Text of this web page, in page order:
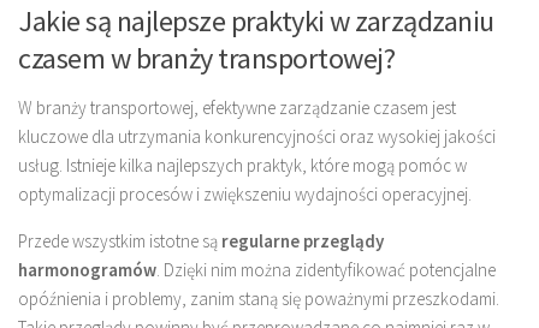
Jakie są najlepsze praktyki w zarządzaniu
czasem w branży transportowej?
W branży transportowej, efektywne zarządzanie czasem jest
kluczowe dla utrzymania konkurencyjności oraz wysokiej jakości
usług. Istnieje kilka najlepszych praktyk, które mogą pomóc w
optymalizacji procesów i zwiększeniu wydajności operacyjnej.
Przede wszystkim istotne są regularne przeglądy
harmonogramów . Dzięki nim można zidentyfikować potencjalne
opóźnienia i problemy, zanim staną się poważnymi przeszkodami.